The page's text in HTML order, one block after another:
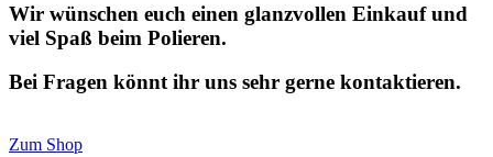
Wir wünschen euch einen glanzvollen Einkauf und
viel Spaß beim Polieren.
Bei Fragen könnt ihr uns sehr gerne kontaktieren.
Zum Shop